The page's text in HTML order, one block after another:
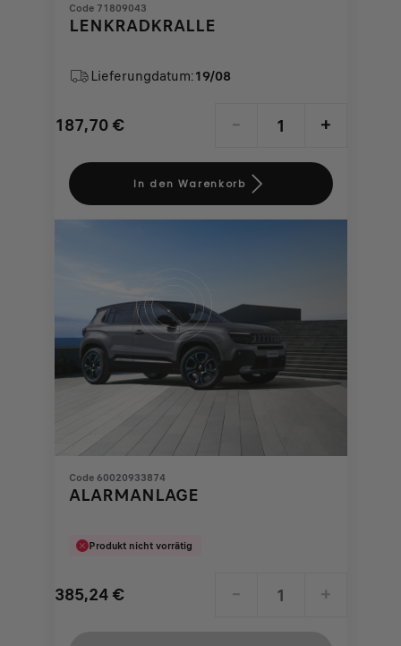
Code 71809043
LENKRADKRALLE
Lieferungdatum:19/08
187,70 €
Price
187,70
€
- +
Quantity
updated
1
In den Warenkorb
Code 60020933874
ALARMANLAGE
Produkt nicht vorrätig
385,24 € - +